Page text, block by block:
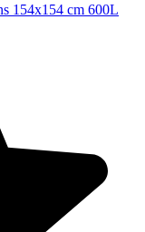
154x154 cm 600L